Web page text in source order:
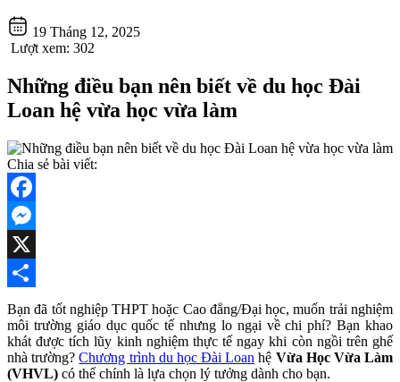
19 Tháng 12, 2025
Lượt xem: 302
Những điều bạn nên biết về du học Đài
Loan hệ vừa học vừa làm
Chia sẻ bài viết:
Facebook
Messenger
X
Share
Bạn đã tốt nghiệp THPT hoặc Cao đẳng/Đại học, muốn trải nghiệm
môi trường giáo dục quốc tế nhưng lo ngại về chi phí? Bạn khao
khát được tích lũy kinh nghiệm thực tế ngay khi còn ngồi trên ghế
nhà trường?Chương trình du học Đài Loan hệ Vừa Học Vừa Làm
(VHVL) có thể chính là lựa chọn lý tưởng dành cho bạn.